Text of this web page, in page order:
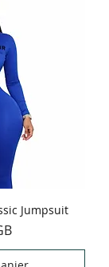
Jumpsuit